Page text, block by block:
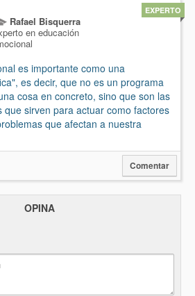
Rafael Bisquerra
en educación
es importante como una
es decir, que no es un programa
cosa en concreto, sino que son las
que sirven para actuar como factores
que afectan a nuestra
EXPERTO
Comentar
OPINA